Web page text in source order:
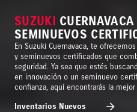
SUZUKI
SEMINUEVOS
En Suzuki Cuernavaca, te
y seminuevos certificados que
seguridad. Ya sea que estés
en innovación o un seminuevo
confianza, aquí encontrarás la
Inventarios Nuevos